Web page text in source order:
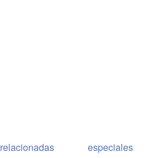
relacionadas
especiales